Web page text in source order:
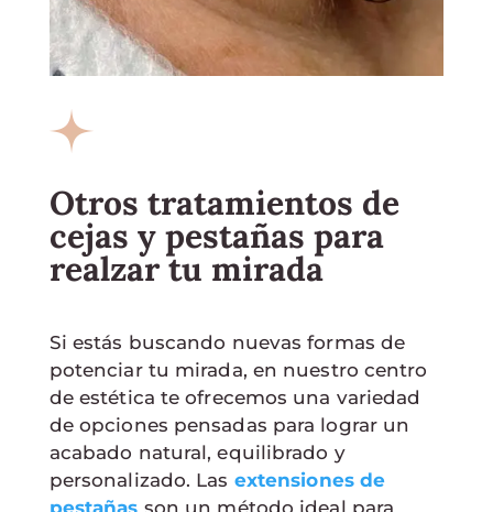
Otros tratamientos de
cejas y pestañas para
realzar tu mirada
Si estás buscando nuevas formas de
potenciar tu mirada, en nuestro centro
de estética te ofrecemos una variedad
de opciones pensadas para lograr un
acabado natural, equilibrado y
personalizado. Las extensiones de
pestañas son un método ideal para